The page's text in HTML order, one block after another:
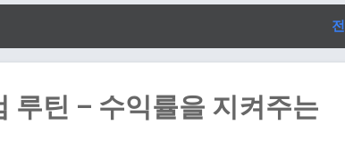
루틴 – 수익률을 지켜주는